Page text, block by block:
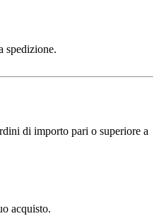
spedizione.
di importo pari o superiore a
acquisto.